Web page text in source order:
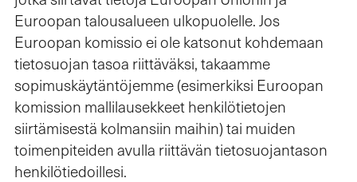
Euroopan talousalueen ulkopuolelle. Jos
Euroopan komissio ei ole katsonut kohdemaan
tietosuojan tasoa riittäväksi, takaamme
sopimuskäytäntöjemme (esimerkiksi Euroopan
komission mallilausekkeet henkilötietojen
siirtämisestä kolmansiin maihin) tai muiden
toimenpiteiden avulla riittävän tietosuojantason
henkilötiedoillesi.